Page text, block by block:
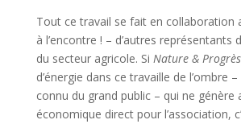
Tout ce travail se fait en collaboration
à l’encontre ! – d’autres représentants
du secteur agricole. Si Nature & Progrès
d’énergie dans ce travaille de l’ombre
connu du grand public – qui ne génère
économique direct pour l’association,